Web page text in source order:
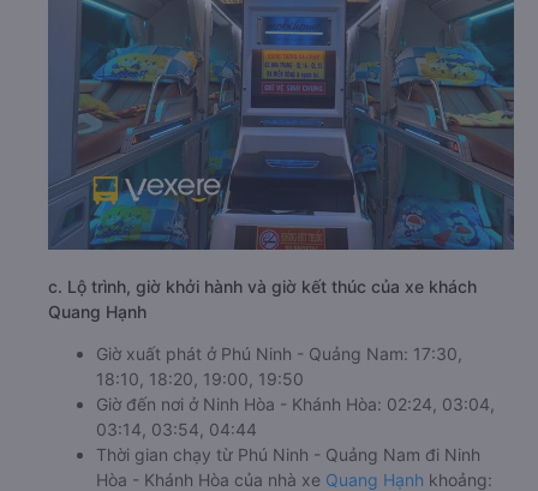
c. Lộ trình, giờ khởi hành và giờ kết thúc của xe khách
Quang Hạnh
Giờ xuất phát ở Phú Ninh - Quảng Nam: 17:30,
18:10, 18:20, 19:00, 19:50
Giờ đến nơi ở Ninh Hòa - Khánh Hòa: 02:24, 03:04,
03:14, 03:54, 04:44
Thời gian chạy từ Phú Ninh - Quảng Nam đi Ninh
Hòa - Khánh Hòa của nhà xe Quang Hạnh khoảng: